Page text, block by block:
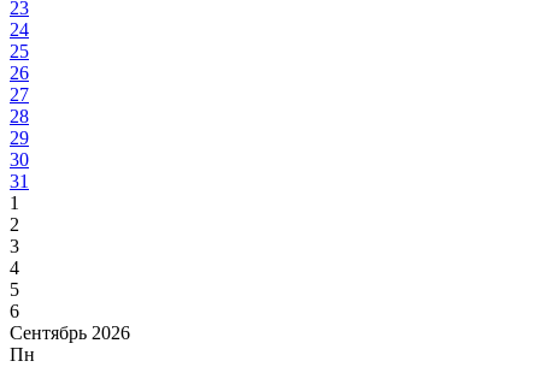
23
24
25
26
27
28
29
30
31
1
2
3
4
5
6
Сентябрь 2026
Пн